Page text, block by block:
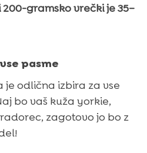
200-gramsko vrečki je 35–
pasme
je odlična izbira za vse
bo vaš kuža yorkie,
zagotovo jo bo z